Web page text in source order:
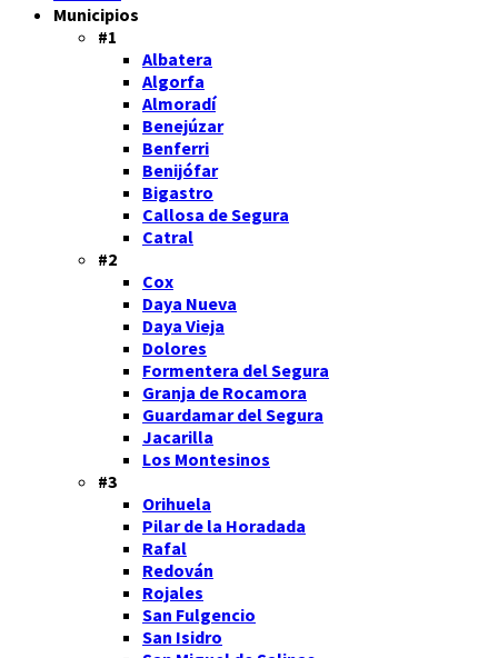
Municipios
#1
Albatera
Algorfa
Almoradí
Benejúzar
Benferri
Benijófar
Bigastro
Callosa de Segura
Catral
#2
Cox
Daya Nueva
Daya Vieja
Dolores
Formentera del Segura
Granja de Rocamora
Guardamar del Segura
Jacarilla
Los Montesinos
#3
Orihuela
Pilar de la Horadada
Rafal
Redován
Rojales
San Fulgencio
San Isidro